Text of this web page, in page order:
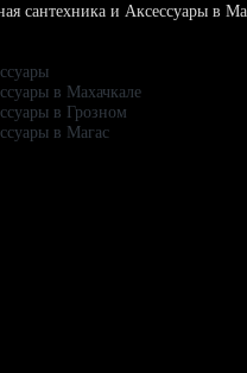
сантехника и Аксессуары в
в Махачкале
в Грозном
в Магас